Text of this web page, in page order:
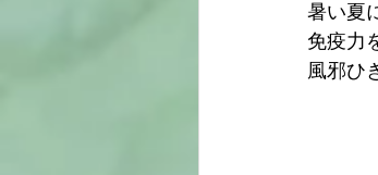
暑い夏
免疫力
風邪ひ